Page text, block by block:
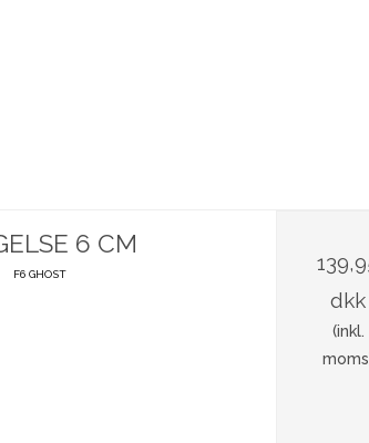
6 CM
F6 GHOST
dkk
(inkl.